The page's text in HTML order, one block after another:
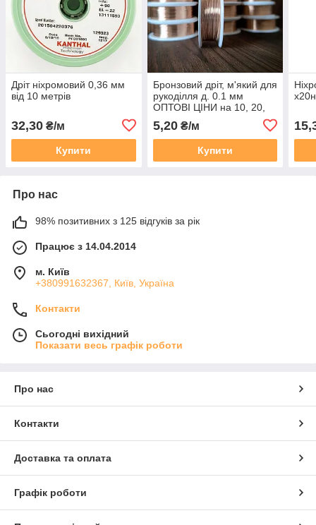
Дріт ніхромовий 0,36 мм
від 10 метрів
32,30 ₴/м
Купити
Бронзовий дріт, м'який для
рукоділля д. 0.1 мм
ОПТОВІ ЦІНИ на 10, 20,
5,20₴/м
Купити
Про нас
98% позитивних з 125 відгуків за рік
Працює з 14.04.2014
м. Київ
+380991632367, Київ, Україна
Контакти
Сьогодні вихідний
Показати весь графік роботи
Про нас
Контакти
Доставка та оплата
Графік роботи